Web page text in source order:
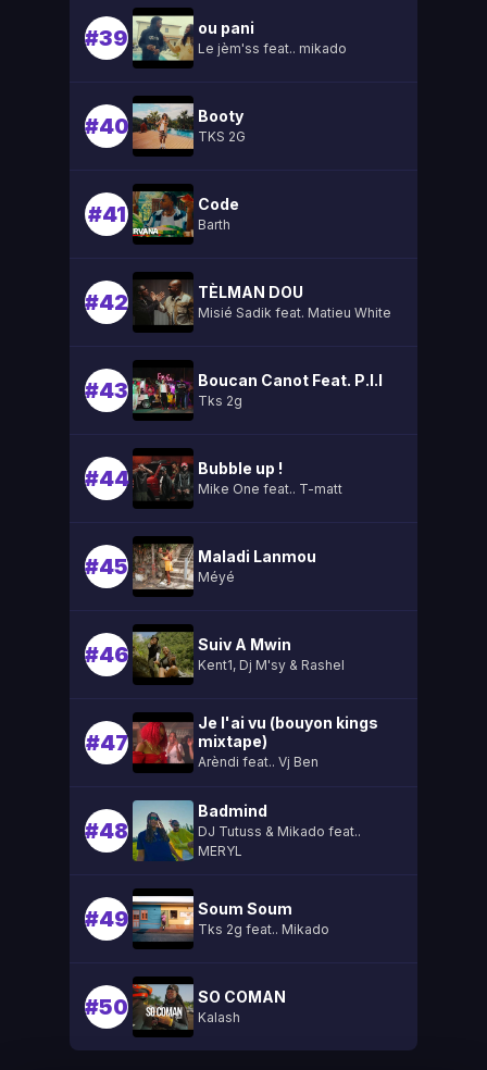
#39 ou pani
Le jèm'ss feat.. mikado
#40 Booty
TKS 2G
#41 Code
Barth
#42 TÈLMAN DOU
Misié Sadik feat. Matieu White
#43 Boucan Canot Feat. P.l.l
Tks 2g
#44 Bubble up !
Mike One feat.. T-matt
#45 Maladi Lanmou
Méyé
#46 Suiv A Mwin
Kent1, Dj M'sy & Rashel
#47
Je l'ai vu (bouyon kings
mixtape)
Arèndi feat.. Vj Ben
#48
Badmind
DJ Tutuss & Mikado feat..
MERYL
#49 Soum Soum
Tks 2g feat.. Mikado
#50 SO COMAN
Kalash